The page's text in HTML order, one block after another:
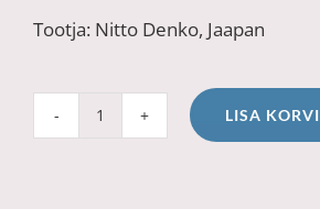
Tootja: Nitto Denko, Jaapan
K-
LISA KORVI